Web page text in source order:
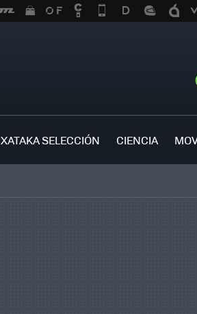
XATAKA SELECCIÓN CIENCIA